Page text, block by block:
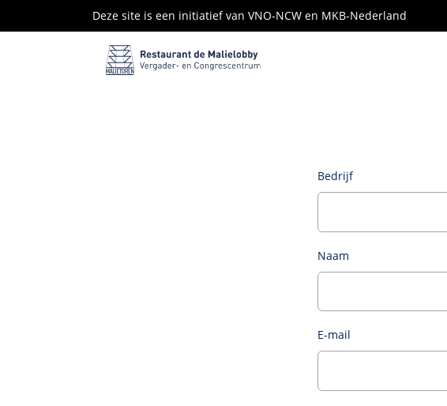
Deze site is een initiatief van VNO-NCW en MKB-Nederland
Bedrijf
Naam
E-mail